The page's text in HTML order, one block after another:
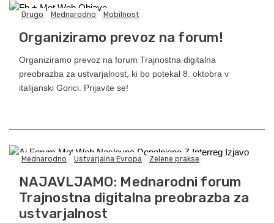
Drugo Mednarodno Mobilnost
Organiziramo prevoz na forum!
Organiziramo prevoz na forum Trajnostna digitalna
preobrazba za ustvarjalnost, ki bo potekal 8. oktobra v
italijanski Gorici. Prijavite se!
Mednarodno Ustvarjalna Evropa Zelene prakse
NAJAVLJAMO: Mednarodni forum
Trajnostna digitalna preobrazba za
ustvarjalnost